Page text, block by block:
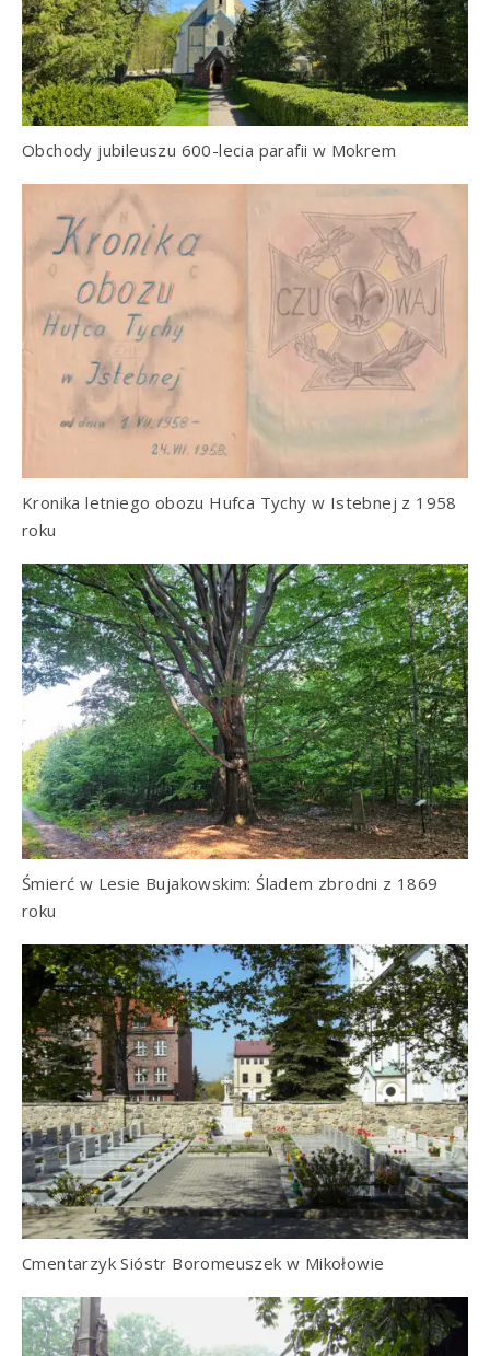
Obchody jubileuszu 600-lecia parafii w Mokrem
Kronika letniego obozu Hufca Tychy w Istebnej z 1958
roku
Śmierć w Lesie Bujakowskim: Śladem zbrodni z 1869
roku
Cmentarzyk Sióstr Boromeuszek w Mikołowie